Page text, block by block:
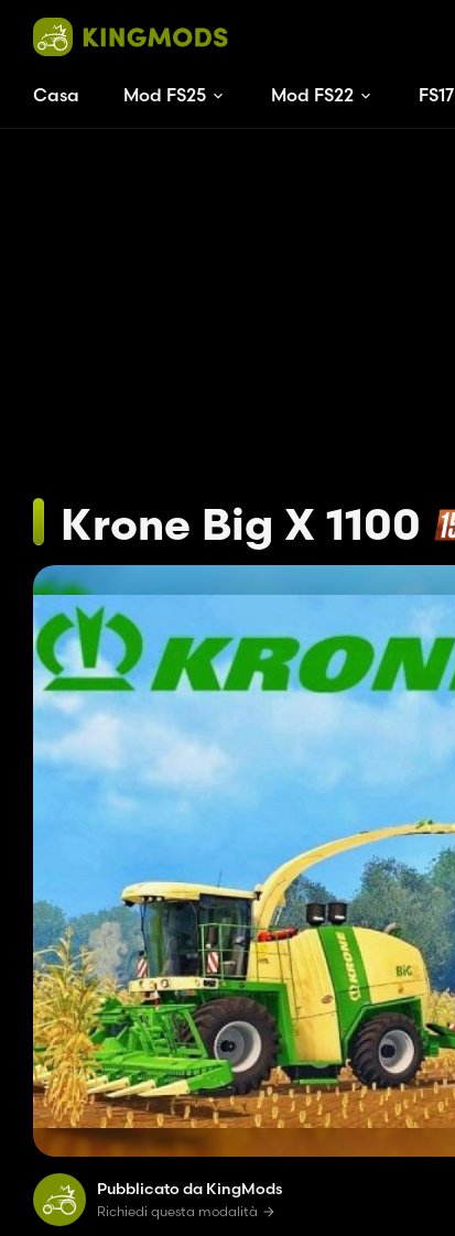
Casa Mod FS25 Mod FS22 FS17
Krone Big X 1100
Pubblicato da KingMods
Richiedi questa modalità